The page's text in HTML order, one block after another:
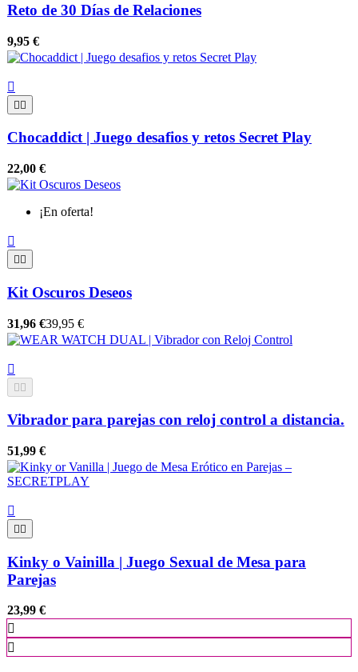
Reto de 30 Días de Relaciones
9,95 €


Chocaddict | Juego desafios y retos Secret Play
22,00 €
¡En oferta!

 
Kit Oscuros Deseos
31,96 €39,95 €


Vibrador para parejas con reloj control a distancia.
51,99 €

 
Kinky o Vainilla | Juego Sexual de Mesa para
Parejas
23,99 €

